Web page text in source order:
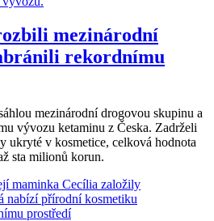
mezinárodní
rekordnímu
mezinárodní drogovou skupinu a
vývozu ketaminu z Česka. Zadrželi
ukryté v kosmetice, celková hodnota
sta milionů korun.